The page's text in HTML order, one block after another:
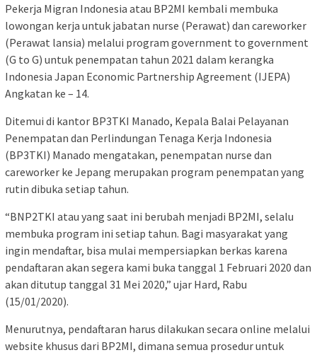
Pekerja Migran Indonesia atau BP2MI kembali membuka
lowongan kerja untuk jabatan nurse (Perawat) dan careworker
(Perawat lansia) melalui program government to government
(G to G) untuk penempatan tahun 2021 dalam kerangka
Indonesia Japan Economic Partnership Agreement (IJEPA)
Angkatan ke – 14.
Ditemui di kantor BP3TKI Manado, Kepala Balai Pelayanan
Penempatan dan Perlindungan Tenaga Kerja Indonesia
(BP3TKI) Manado mengatakan, penempatan nurse dan
careworker ke Jepang merupakan program penempatan yang
rutin dibuka setiap tahun.
“BNP2TKI atau yang saat ini berubah menjadi BP2MI, selalu
membuka program ini setiap tahun. Bagi masyarakat yang
ingin mendaftar, bisa mulai mempersiapkan berkas karena
pendaftaran akan segera kami buka tanggal 1 Februari 2020 dan
akan ditutup tanggal 31 Mei 2020,” ujar Hard, Rabu
(15/01/2020).
Menurutnya, pendaftaran harus dilakukan secara online melalui
website khusus dari BP2MI, dimana semua prosedur untuk